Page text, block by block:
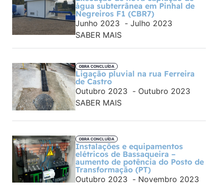
água subterrânea em Pinhal de
Negreiros F1 (CBR7)
Junho 2023 - Julho 2023
SABER MAIS
OBRA CONCLUÍDA
Ligação pluvial na rua Ferreira
de Castro
Outubro 2023 - Outubro 2023
SABER MAIS
OBRA CONCLUÍDA
Instalações e equipamentos
elétricos de Bassaqueira –
aumento de potência do Posto de
Transformação (PT)
Outubro 2023 - Novembro 2023